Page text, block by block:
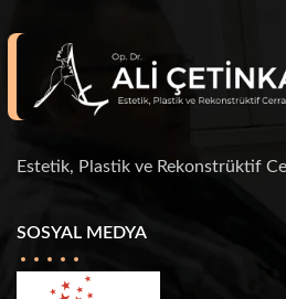
Estetik, Plastik ve Rekonstrüktif
SOSYAL MEDYA